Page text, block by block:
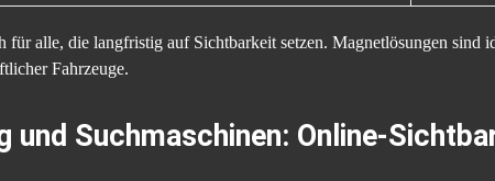
für alle, die langfristig auf Sichtbarkeit setzen. Magnetlösungen sind
Fahrzeuge.
und Suchmaschinen: Online-